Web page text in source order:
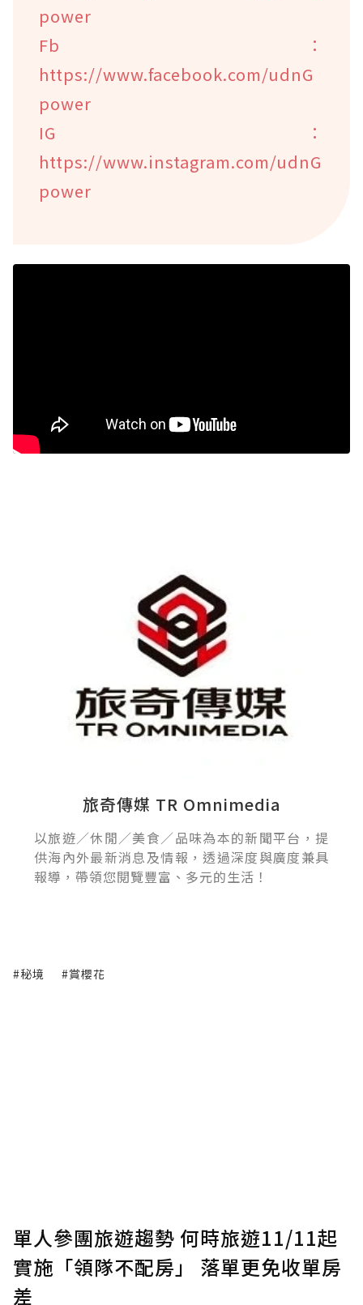
power
Fb：
https://www.facebook.com/udnG
power
IG：
https://www.instagram.com/udnG
power
旅奇傳媒 TR Omnimedia
以旅遊／休閒／美食／品味為本的新聞平台，提
供海內外最新消息及情報，透過深度與廣度兼具
報導，帶領您閱覽豐富、多元的生活！
#秘境 #賞櫻花
單人參團旅遊趨勢 何時旅遊11/11起
實施「領隊不配房」 落單更免收單房
差